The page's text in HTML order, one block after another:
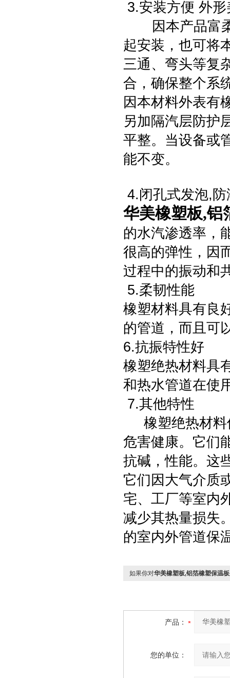
3.安装方便 外形
因本产品富柔
起安装，也可将
三通、弯头等复
合，确保整个系
因本材料外表有
另加隔汽层防护
平整。当设备或
能不变。
4.闭孔式发泡,
华美橡塑板,铝
的水汽渗透率，
很高的弹性，因
过程中的振动和
5.柔韧性能
橡塑材料具有良
的管道，而且可
6.抗振特性好
橡塑绝热材料具
和热水管道在使
7.其他特性
橡塑绝热材料
危害健康。它们
抗碱，性能。这
它们因大气介质
宅、工厂等室内
减少其热量损失
的室内外管道保
如果你对华美橡塑板,铝箔橡塑保温
产品：
您的单位：